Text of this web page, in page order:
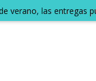
verano, las entregas